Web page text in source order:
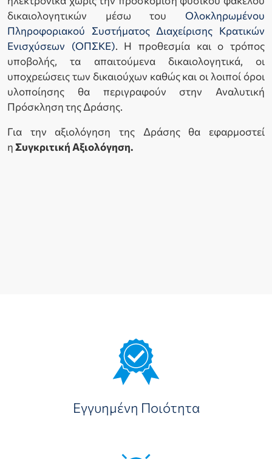
δικαιολογητικών μέσω του Ολοκληρωμένου
Πληροφοριακού Συστήματος Διαχείρισης Κρατικών
Ενισχύσεων (ΟΠΣΚΕ). Η προθεσμία και ο τρόπος
υποβολής, τα απαιτούμενα δικαιολογητικά, οι
υποχρεώσεις των δικαιούχων καθώς και οι λοιποί όροι
υλοποίησης θα περιγραφούν στην Αναλυτική
Πρόσκληση της Δράσης.
Για την αξιολόγηση της Δράσης θα εφαρμοστεί
ηΣυγκριτική Αξιολόγηση.
Εγγυημένη Ποιότητα